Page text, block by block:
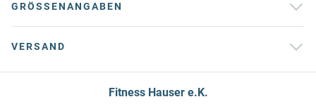
GRÖSSENANGABEN
VERSAND
Fitness Hauser e.K.